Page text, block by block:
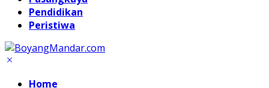
Pendidikan
Peristiwa
Home